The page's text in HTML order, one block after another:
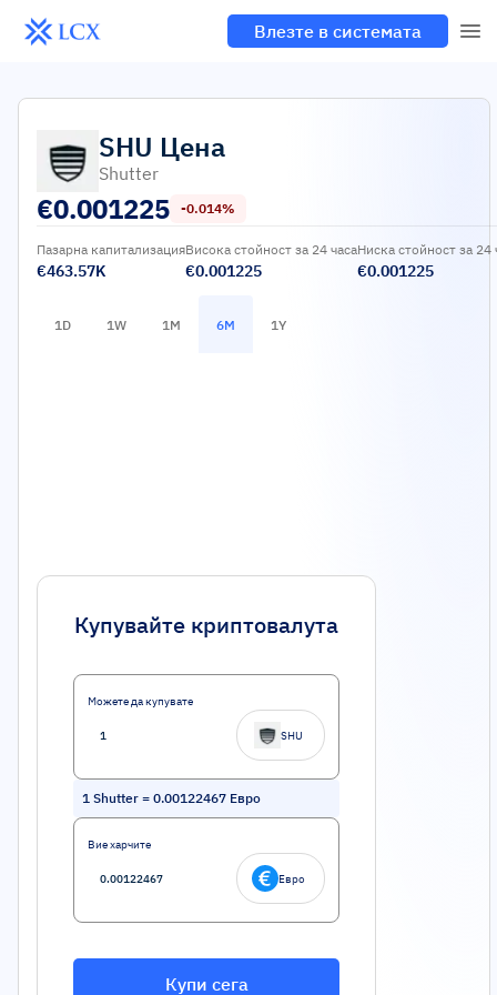
Влезте в системата
SHU Цена
Shutter
€0.001225 -0.014%
Пазарна капитализация
€463.57K
Висока стойност за 24 часа
€0.001225
Ниска стойност за 24
€0.001225
1D 1W 1M 6M 1Y
Купувайте криптовалута
Можете да купувате
SHU
1 Shutter = 0.00122467 Евро
Вие харчите
Евро
Купи сега